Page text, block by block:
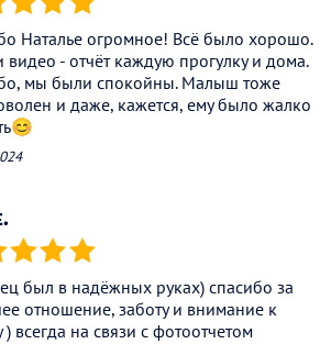
(*) (*) (*)
Наталье огромное! Всё было хорошо.
видео - отчёт каждую прогулку и дома.
мы были спокойны. Малыш тоже
и даже, кажется, ему было жалко
(*) (*) (*)
был в надёжных руках) спасибо за
отношение, заботу и внимание к
) всегда на связи с фотоотчетом